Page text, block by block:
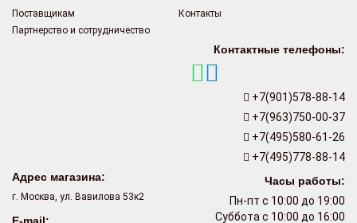
Поставщикам
Партнерство и сотрудничество
Контакты
Контактные телефоны:
+7(901)578-88-14
+7(963)750-00-37
+7(495)580-61-26
+7(495)778-88-14
Часы работы:
Пн-пт с 10:00 до 19:00
Суббота с 10:00 до 16:00
Адрес магазина:
г. Москва, ул. Вавилова 53к2